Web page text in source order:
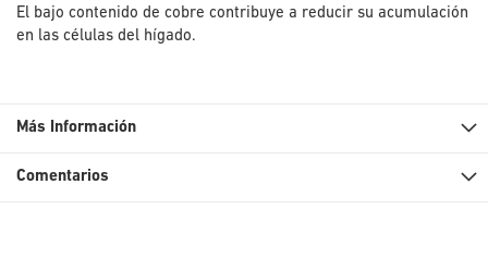
El bajo contenido de cobre contribuye a reducir su acumulación
en las células del hígado.
Más Información
Comentarios